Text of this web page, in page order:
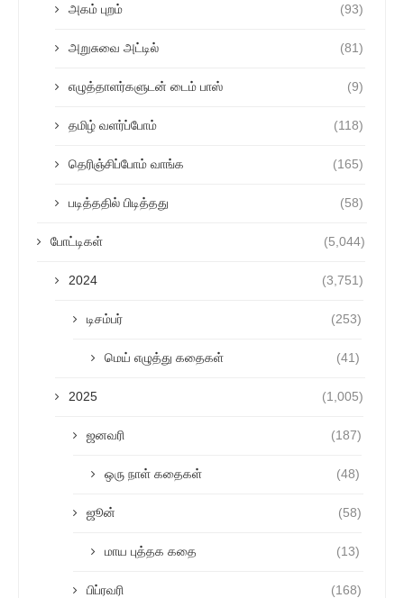
அகம் புறம் (93)
அறுசுவை அட்டில் (81)
எழுத்தாளர்களுடன் டைம் பாஸ் (9)
தமிழ் வளர்ப்போம் (118)
தெரிஞ்சிப்போம் வாங்க (165)
படித்ததில் பிடித்தது (58)
போட்டிகள் (5,044)
2024 (3,751)
டிசம்பர் (253)
மெய் எழுத்து கதைகள் (41)
2025 (1,005)
ஜனவரி (187)
ஒரு நாள் கதைகள் (48)
ஜூன் (58)
மாய புத்தக கதை (13)
பிப்ரவரி (168)